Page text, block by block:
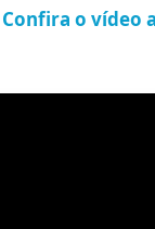
o vídeo